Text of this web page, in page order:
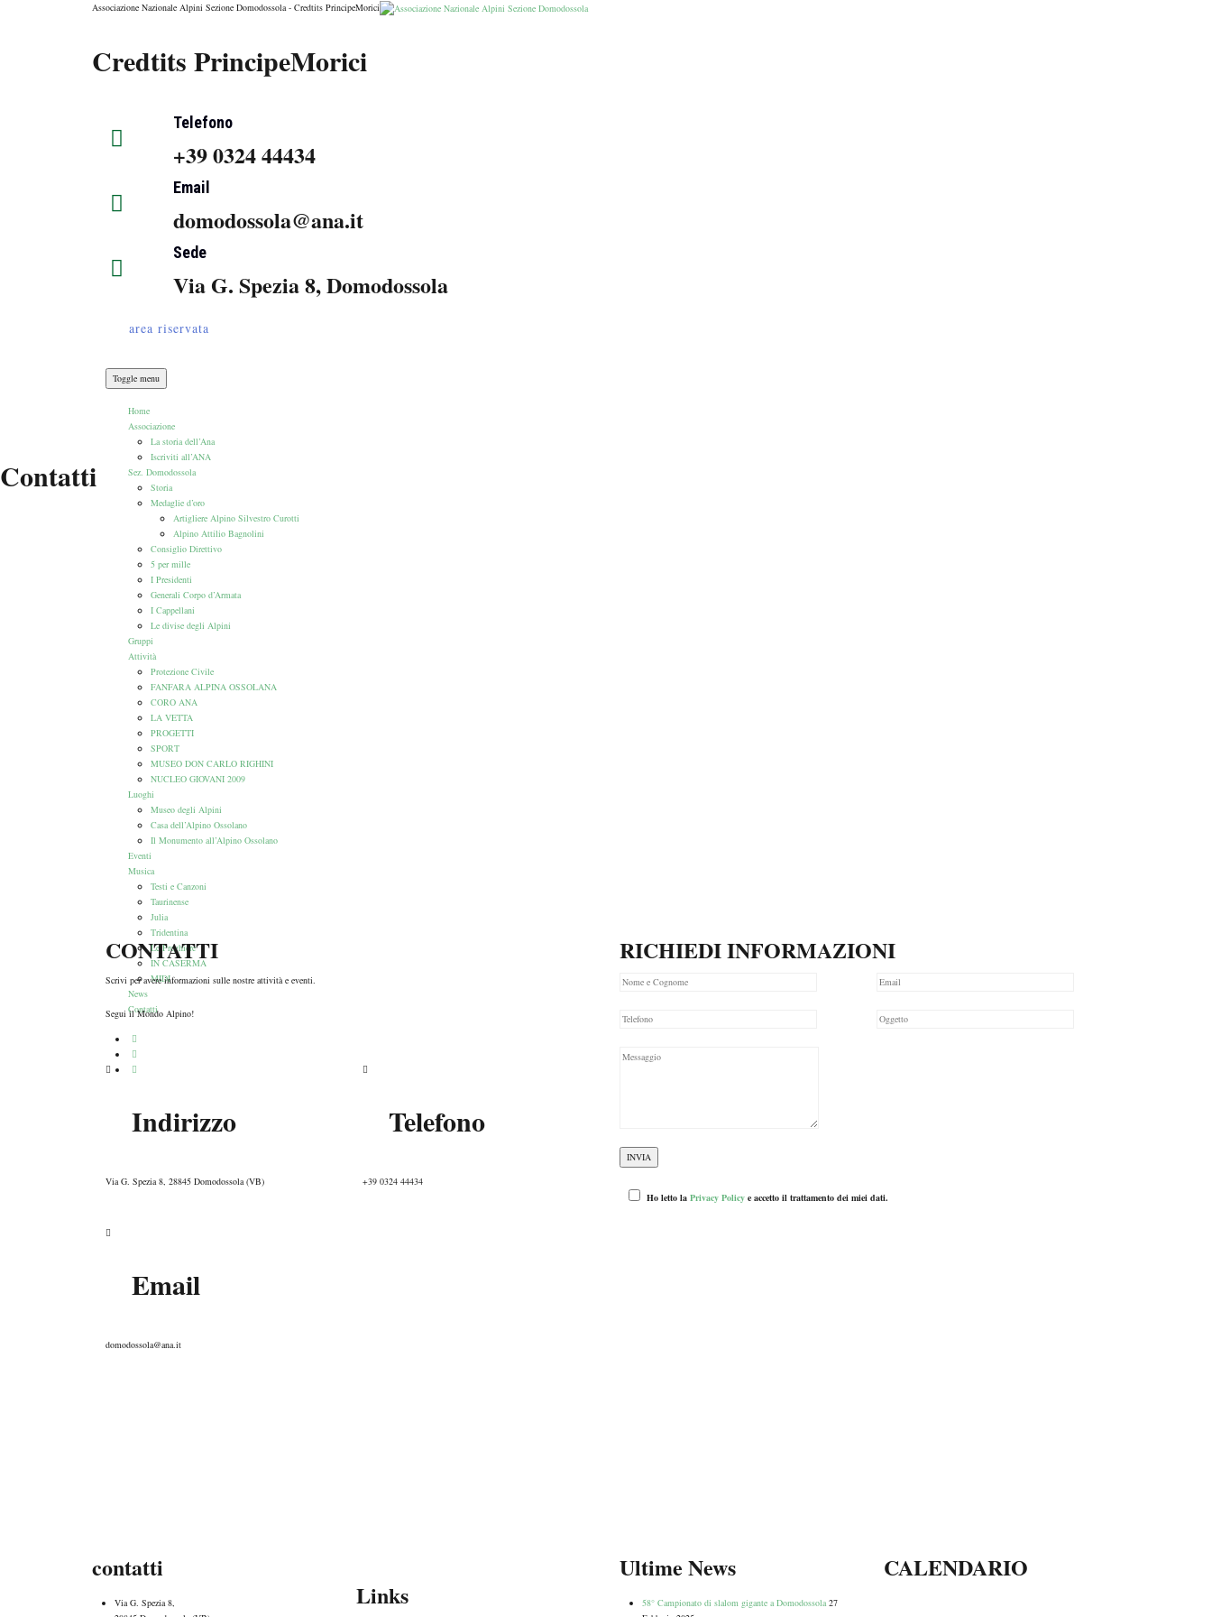
Associazione Nazionale Alpini Sezione Domodossola - Credtits PrincipeMorici
Credtits PrincipeMorici
Telefono
+39 0324 44434
Email
domodossola@ana.it
Sede
Via G. Spezia 8, Domodossola
area riservata
Toggle menu
Home
Associazione
La storia dell’Ana
Iscriviti all’ANA
Sez. Domodossola
Storia
Medaglie d’oro
Artigliere Alpino Silvestro Curotti
Alpino Attilio Bagnolini
Consiglio Direttivo
5 per mille
I Presidenti
Generali Corpo d’Armata
I Cappellani
Le divise degli Alpini
Gruppi
Attività
Protezione Civile
FANFARA ALPINA OSSOLANA
CORO ANA
LA VETTA
PROGETTI
SPORT
MUSEO DON CARLO RIGHINI
NUCLEO GIOVANI 2009
Luoghi
Museo degli Alpini
Casa dell’Alpino Ossolano
Il Monumento all’Alpino Ossolano
Eventi
Musica
Testi e Canzoni
Taurinense
Julia
Tridentina
Le Preghiere
IN CASERMA
MIDI
News
Contatti
Contatti
CONTATTI
Scrivi per avere informazioni sulle nostre attività e eventi.
Segui il Mondo Alpino!
Indirizzo
Via G. Spezia 8, 28845 Domodossola (VB)
Telefono
+39 0324 44434
Email
domodossola@ana.it
RICHIEDI INFORMAZIONI
Ho letto laPrivacy Policye accetto il trattamento dei miei dati.
contatti
Via G. Spezia 8,
Links
Ultime News
58° Campionato di slalom gigante a Domodossola 27
CALENDARIO